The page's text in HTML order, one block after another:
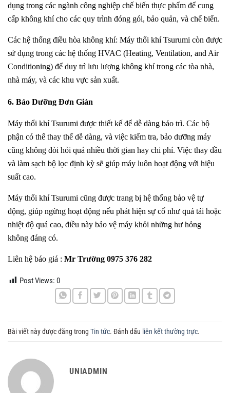
dụng trong các ngành công nghiệp chế biến thực phẩm để cung
cấp không khí cho các quy trình đóng gói, bảo quản, và chế biến.
Các hệ thống điều hòa không khí: Máy thổi khí Tsurumi còn được
sử dụng trong các hệ thống HVAC (Heating, Ventilation, and Air
Conditioning) để duy trì lưu lượng không khí trong các tòa nhà,
nhà máy, và các khu vực sản xuất.
6. Bảo Dưỡng Đơn Giản
Máy thổi khí Tsurumi được thiết kế để dễ dàng bảo trì. Các bộ
phận có thể thay thế dễ dàng, và việc kiểm tra, bảo dưỡng máy
cũng không đòi hỏi quá nhiều thời gian hay chi phí. Việc thay dầu
và làm sạch bộ lọc định kỳ sẽ giúp máy luôn hoạt động với hiệu
suất cao.
Máy thổi khí Tsurumi cũng được trang bị hệ thống bảo vệ tự
động, giúp ngừng hoạt động nếu phát hiện sự cố như quá tải hoặc
nhiệt độ quá cao, điều này bảo vệ máy khỏi những hư hỏng
không đáng có.
Liên hệ báo giá : Mr Trường 0975 376 282
Post Views: 0
Bài viết này được đăng trong Tin tức. Đánh dấu liên kết thường trực.
UNIADMIN